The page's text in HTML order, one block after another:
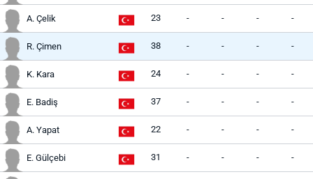
A. Çelik 23 - - - -
R. Çimen 38 - - - -
K. Kara 24 - - - -
E. Badiş 37 - - - -
A. Yapat 22 - - - -
E. Gülçebi 31 - - - -